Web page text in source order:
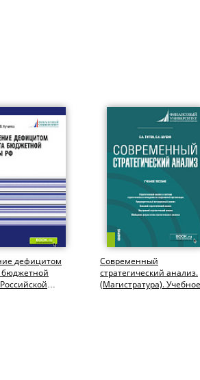
дефицитом
Современный
стратегический анализ.
(Магистратура). Учебное